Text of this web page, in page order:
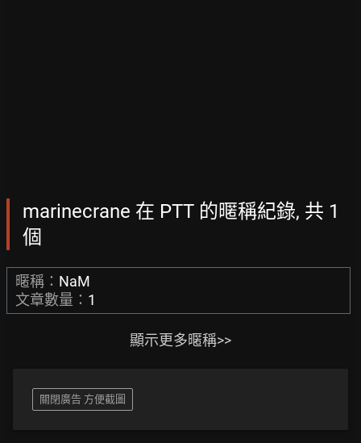
marinecrane 在 PTT 的暱稱紀錄, 共 1
個
暱稱： NaM
文章數量： 1
顯示更多暱稱>>
關閉廣告 方便截圖